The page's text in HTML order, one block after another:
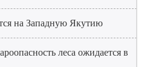
на Западную Якутию
леса ожидается в